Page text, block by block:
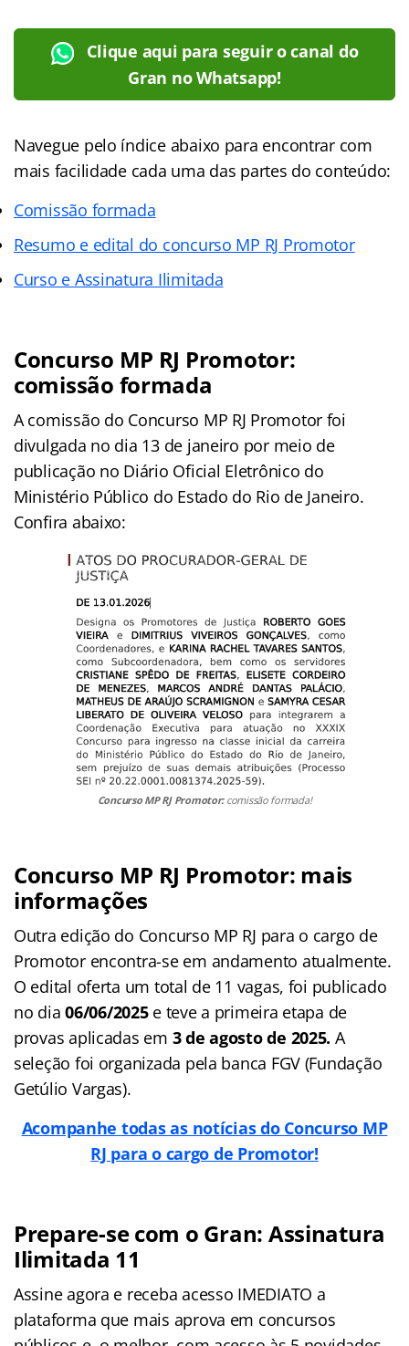
Clique aqui para seguir o canal do
Gran no Whatsapp!
Navegue pelo índice abaixo para encontrar com
mais facilidade cada uma das partes do conteúdo:
Comissão formada
Resumo e edital do concurso MP RJ Promotor
Curso e Assinatura Ilimitada
Concurso MP RJ Promotor:
comissão formada
A comissão do Concurso MP RJ Promotor foi
divulgada no dia 13 de janeiro por meio de
publicação no Diário Oficial Eletrônico do
Ministério Público do Estado do Rio de Janeiro.
Confira abaixo:
Concurso MP RJ Promotor:comissão formada!
Concurso MP RJ Promotor: mais
informações
Outra edição do Concurso MP RJ para o cargo de
Promotor encontra-se em andamento atualmente.
O edital oferta um total de 11 vagas, foi publicado
no dia06/06/2025e teve a primeira etapa de
provas aplicadas em 3 de agosto de 2025. A
seleção foi organizada pela banca FGV (Fundação
Getúlio Vargas).
Acompanhe todas as notícias do Concurso MP
RJ para o cargo de Promotor!
Prepare-se com o Gran: Assinatura
Ilimitada 11
Assine agora e receba acesso IMEDIATO a
plataforma que mais aprova em concursos